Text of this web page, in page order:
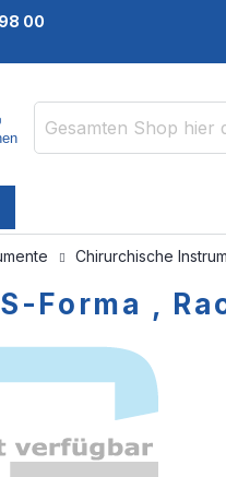
00
Chirurchische
Forma ,